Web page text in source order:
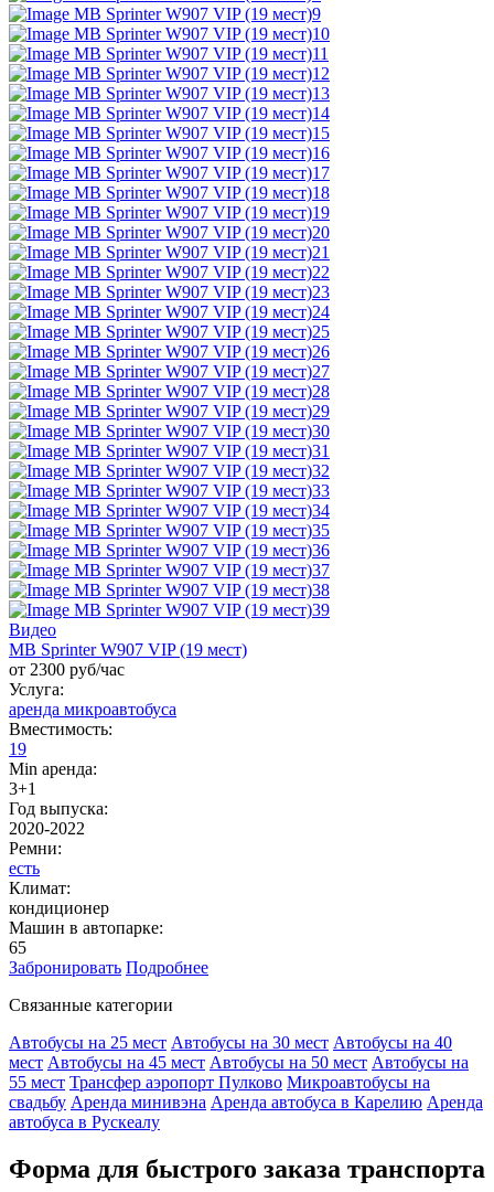
Видео
MB Sprinter W907 VIP (19 мест)
от 2300 руб/час
Услуга:
аренда микроавтобуса
Вместимость:
19
Min аренда:
3+1
Год выпуска:
2020-2022
Ремни:
есть
Климат:
кондиционер
Машин в автопарке:
65
Забронировать Подробнее
Связанные категории
Автобусы на 25 мест Автобусы на 30 мест Автобусы на 40
мест Автобусы на 45 мест Автобусы на 50 мест Автобусы на
55 мест Трансфер аэропорт Пулково Микроавтобусы на
свадьбу Аренда минивэна Аренда автобуса в Карелию Аренда
автобуса в Рускеалу
Форма для быстрого заказа транспорта